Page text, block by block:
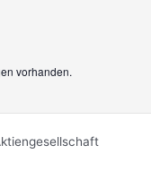
vorhanden.